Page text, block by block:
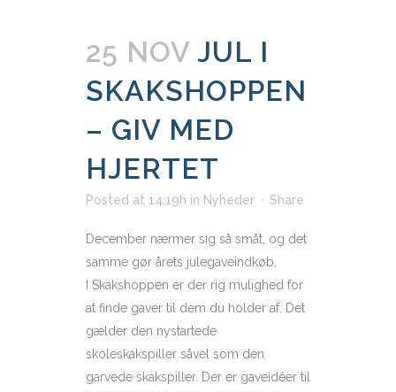
25 NOV JUL I
SKAKSHOPPEN
– GIV MED
HJERTET
Posted at 14:19h in Nyheder Share
December nærmer sig så småt, og det
samme gør årets julegaveindkøb.
I Skakshoppen er der rig mulighed for
at finde gaver til dem du holder af. Det
gælder den nystartede
skoleskakspiller såvel som den
garvede skakspiller. Der er gaveidéer til